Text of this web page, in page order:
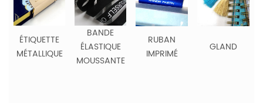
ÉTIQUETTE
MÉTALLIQUE
BANDE
ÉLASTIQUE
MOUSSANTE
RUBAN
IMPRIMÉ
GLAND